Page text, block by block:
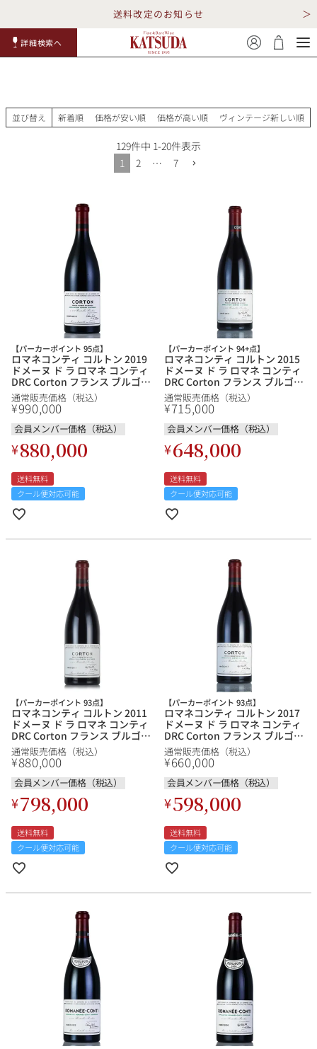
送料改定のお知らせ
詳細検索へ
ショッピングガイド ギフトラッピング
銘柄から探す
DRC ルロワ
ラフィット ペトリュス
サロン ルイ・ロデレール
オーパス・ワン
スクリーミング・
イーグル
生産地から探す
ブルゴーニュ
アメリカ カリフォルニア
イタリア
チリ その他国
種類で探す
スパークリング ロゼワイン
価格帯から探す
100,000円〜199,999円
200,000円〜499,999円
500,000円〜
お得な情報を受け取る
メルマガ
並び替え 新着順 価格が安い順 価格が高い順 ヴィンテージ新しい順
129件中 1-20件表示
1
2 … 7
【パーカーポイント 95点】
ロマネコンティ コルトン 2019
ドメーヌ ド ラ ロマネ コンティ
DRC Corton フランス ブルゴー
ニュ 赤ワイン
通常販売価格（税込）
¥990,000
会員メンバー価格（税込）
¥880,000
送料無料
クール便対応可能
【パーカーポイント 94+点】
ロマネコンティ コルトン 2015
ドメーヌ ド ラ ロマネ コンティ
DRC Corton フランス ブルゴー
ニュ 赤ワイン
通常販売価格（税込）
¥715,000
会員メンバー価格（税込）
¥648,000
送料無料
クール便対応可能
【パーカーポイント 93点】
ロマネコンティ コルトン 2011
ドメーヌ ド ラ ロマネ コンティ
DRC Corton フランス ブルゴー
ニュ 赤ワイン
通常販売価格（税込）
¥880,000
会員メンバー価格（税込）
¥798,000
送料無料
クール便対応可能
【パーカーポイント 93点】
ロマネコンティ コルトン 2017
ドメーヌ ド ラ ロマネ コンティ
DRC Corton フランス ブルゴー
ニュ 赤ワイン
通常販売価格（税込）
¥660,000
会員メンバー価格（税込）
¥598,000
送料無料
クール便対応可能